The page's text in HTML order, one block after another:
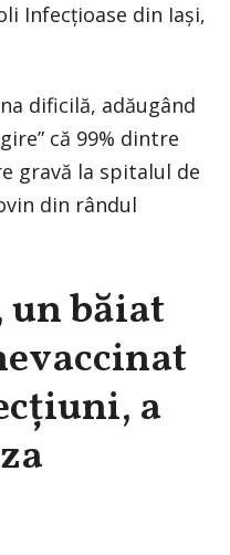
Infecţioase din Iaşi,
dificilă, adăugând
că 99% dintre
gravă la spitalul de
din rândul
un băiat
a